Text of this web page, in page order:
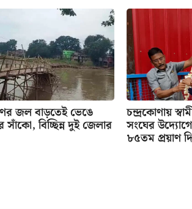
জল বাড়তেই ভেঙে
সাঁকো, বিচ্ছিন্ন দুই জেলার
চন্দ্রকোণায়
সংঘের
৮৫তম প্রয়াণ